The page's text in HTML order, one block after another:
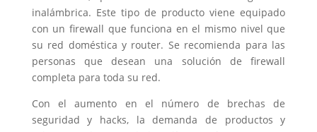
inalámbrica. Este tipo de producto viene equipado
con un firewall que funciona en el mismo nivel que
su red doméstica y router. Se recomienda para las
personas que desean una solución de firewall
completa para toda su red.
Con el aumento en el número de brechas de
seguridad y hacks, la demanda de productos y